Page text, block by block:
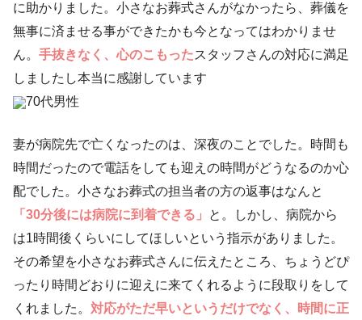
に助かりました。小さなお葬式さんがなかったら、葬儀を
無事に済ませる事ができたかも今となってはわかりませ
ん。 手抜きなく、心のこもったスタッフさんの対応に満足
しましたし本当に感謝しています
70代男性
妻が病院先で亡くなったのは、深夜のことでした。時間も
時間だったので電話をしても迎えの時間がどうなるのか心
配でした。小さなお葬式の担当者の方の返事はなんと
「30分後には病院に到着できる」
と。しかし、病院から
は1時間後くらいにしてほしいという指示がありました。
その希望を小さなお葬式さんに伝えたところ、ちょうどぴ
ったり時間どおりに迎えに来てくれるように段取りをして
くれました。 対応がただ早いというだけでなく、時間に正